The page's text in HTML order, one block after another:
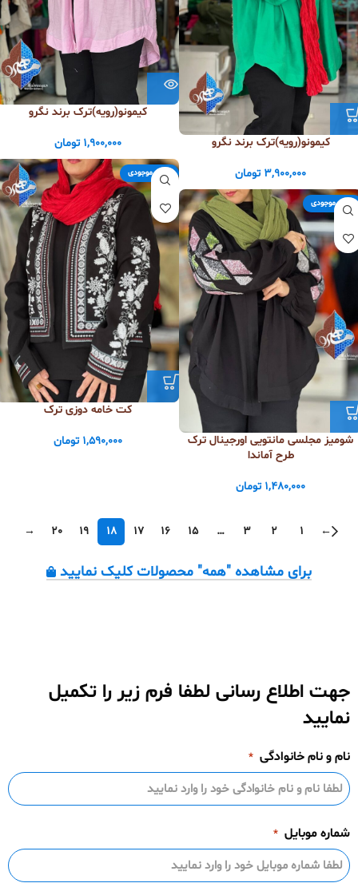
کیمونو(رویه)ترک برند نگرو
1,900,000 تومان کیمونو(رویه)ترک برند نگرو
3,900,000 تومان اتمام موجودی
کت خامه دوزی ترک
1,590,000 تومان
اتمام موجودی
شومیز مجلسی مانتویی اورجینال ترک
طرح آماندا
1,480,000 تومان
←
1
2
3
…
15
16
17
18
19
20
→
برای مشاهده "همه" محصولات کلیک نمایید
جهت اطلاع رسانی لطفا فرم زیر را تکمیل
نمایید
نام و نام خانوادگی *
شماره موبایل *